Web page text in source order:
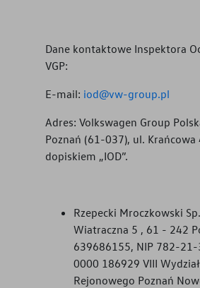
Dane kontaktowe Inspektora
VGP:
E-mail: iod@vw-group.pl
Adres: Volkswagen Group
Poznań (61-037), ul. Krańcowa
dopiskiem „IOD”.
Rzepecki Mroczkowski
Wiatraczna 5 , 61 - 242
639686155, NIP 782-21-
0000 186929 VIII Wydział
Rejonowego Poznań